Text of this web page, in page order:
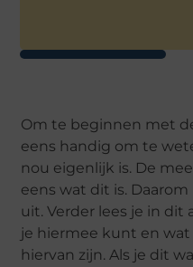
Om te beginnen met
eens handig om te
nou eigenlijk is. De
eens wat dit is.
uit. Verder lees je in dit
je hiermee kunt en
hiervan zijn. Als je dit